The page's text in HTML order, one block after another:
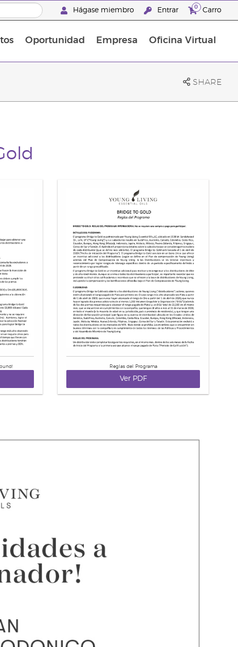
Hágase miembro Entrar 0 Carro
Oportunidad Empresa Oficina Virtual
SHARE
Reglas del Programa
Ver PDF